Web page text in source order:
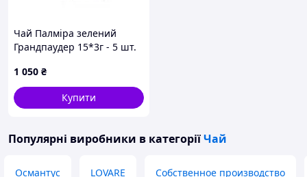
Чай Палміра зелений
Грандпаудер 15*3г - 5 шт.
1 050 ₴
Купити
Популярні виробники в категоріїЧай
Османтус LOVARE Собственное производство